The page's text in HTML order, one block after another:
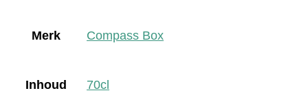
Merk Compass Box
Inhoud 70cl